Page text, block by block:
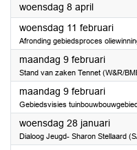
woensdag 8 april2026
woensdag 11 februari2026
Afronding gebiedsproces
maandag 9 februari2026
Stand van zaken Tennet (W&R/
maandag 9 februari2026
Gebiedsvisies
woensdag 28 januari2026
Dialoog Jeugd- Sharon Stellaard